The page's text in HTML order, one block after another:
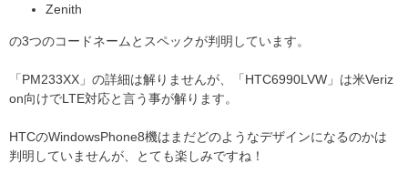
Zenith
の3つのコードネームとスペックが判明しています。
「PM233XX」の詳細は解りませんが、「HTC6990LVW」は米Veriz
on向けでLTE対応と言う事が解ります。
HTCのWindowsPhone8機はまだどのようなデザインになるのかは
判明していませんが、とても楽しみですね！